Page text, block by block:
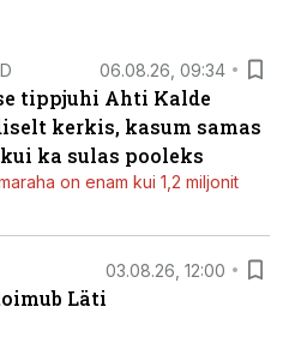
06.08.26, 09:34
tippjuhi Ahti Kalde
kerkis, kasum samas
ka sulas pooleks
on enam kui 1,2 miljonit
03.08.26, 12:00
Läti